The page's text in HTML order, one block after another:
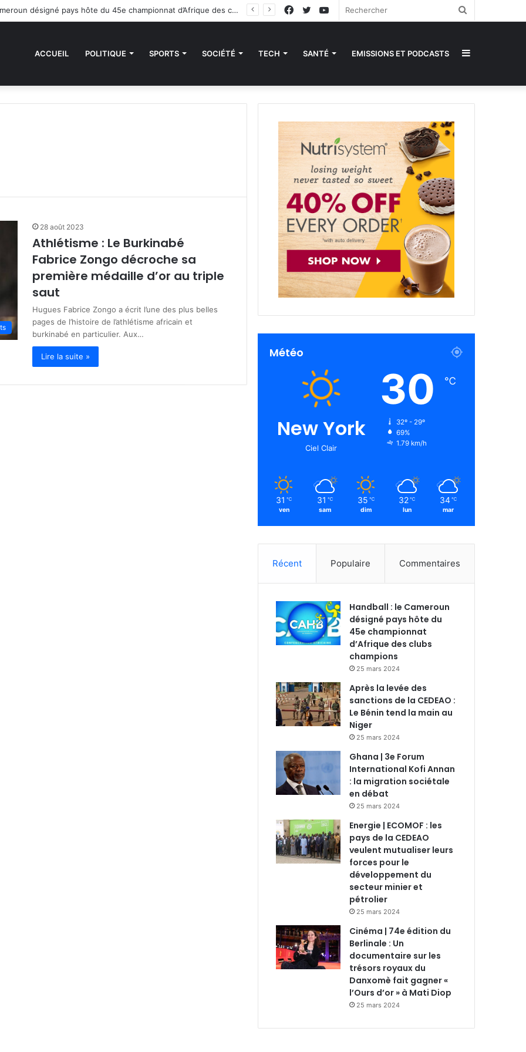
Handball : le Cameroun désigné pays hôte du 45e championnat d’Afrique des clubs champions YouTube
Twitter
Facebook
ACCUEIL POLITIQUE SPORTS SOCIÉTÉ TECH SANTÉ EMISSIONS ET PODCASTS
28 août 2023
Athlétisme : Le Burkinabé
Fabrice Zongo décroche sa
première médaille d’or au triple
saut
Hugues Fabrice Zongo a écrit l’une des plus belles
pages de l’histoire de l’athlétisme africain et
burkinabé en particulier. Aux…
Lire la suite » Météo
New York
Ciel Clair
30 ℃
32º - 29º
69%
1.79 km/h
31 ℃
ven
31 ℃
sam
35 ℃
dim
32 ℃
lun
34 ℃
mar
Récent Populaire Commentaires
Handball : le Cameroun
désigné pays hôte du
45e championnat
d’Afrique des clubs
champions
25 mars 2024
Après la levée des
sanctions de la CEDEAO :
Le Bénin tend la main au
Niger
25 mars 2024
Ghana | 3e Forum
International Kofi Annan
: la migration sociétale
en débat
25 mars 2024
Energie | ECOMOF : les
pays de la CEDEAO
veulent mutualiser leurs
forces pour le
développement du
secteur minier et
pétrolier
25 mars 2024
Cinéma | 74e édition du
Berlinale : Un
documentaire sur les
trésors royaux du
Danxomè fait gagner «
l’Ours d’or » à Mati Diop
25 mars 2024